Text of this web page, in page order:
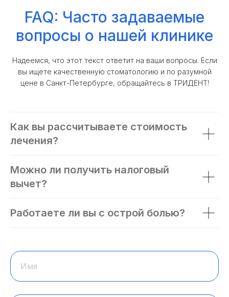
FAQ: Часто задаваемые
вопросы о нашей клинике
Надеемся, что этот текст ответит на ваши вопросы. Если
вы ищете качественную стоматологию и по разумной
цене в Санкт-Петербурге, обращайтесь в ТРИДЕНТ!
Как вы рассчитываете стоимость
лечения?
Можно ли получить налоговый
вычет?
Работаете ли вы с острой болью?
Имя